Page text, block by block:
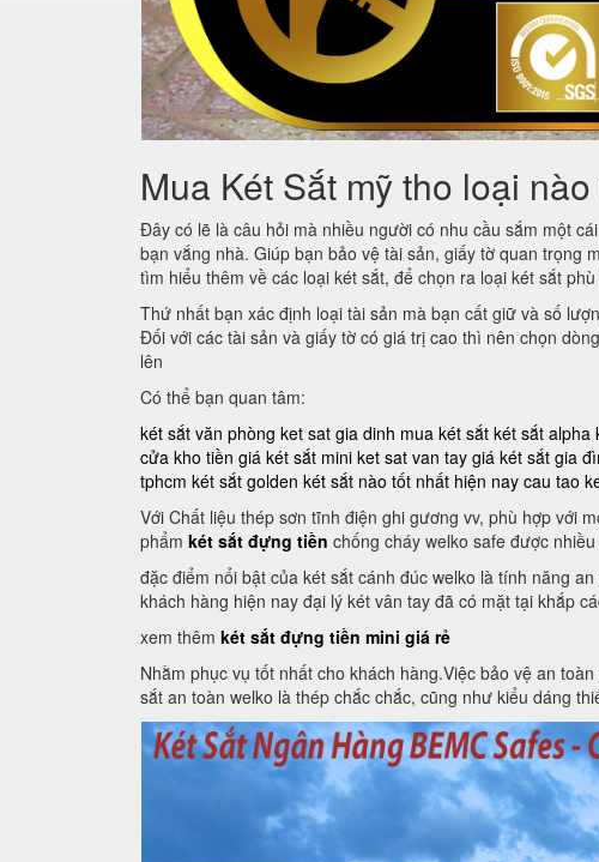
Mua Két Sắt mỹ tho loại
Đây có lẽ là câu hỏi mà nhiều người có nhu cầu sắm một cái
bạn vắng nhà. Giúp bạn bảo vệ tài sản, giấy tờ quan trọng
tìm hiểu thêm về các loại két sắt, để chọn ra loại két sắt
Thứ nhất bạn xác định loại tài sản mà bạn cất giữ và số
Đối với các tài sản và giấy tờ có giá trị cao thì nên chọn
lên
Có thể bạn quan tâm:
két sắt văn phòng ket sat gia dinh mua két sắt két sắt alpha
cửa kho tiền giá két sắt mini ket sat van tay giá két sắt gia
tphcm két sắt golden két sắt nào tốt nhất hiện nay cau tao
Với Chất liệu thép sơn tĩnh điện ghi gương vv, phù hợp với
phẩm két sắt đựng tiền chống cháy welko safe được
đặc điểm nổi bật của két sắt cánh đúc welko là tính năng
khách hàng hiện nay đại lý két vân tay đã có mặt tại khắp
xem thêm két sắt đựng tiền mini giá rẻ
Nhằm phục vụ tốt nhất cho khách hàng.Việc bảo vệ an
sắt an toàn welko là thép chắc chắc, cũng như kiểu dáng